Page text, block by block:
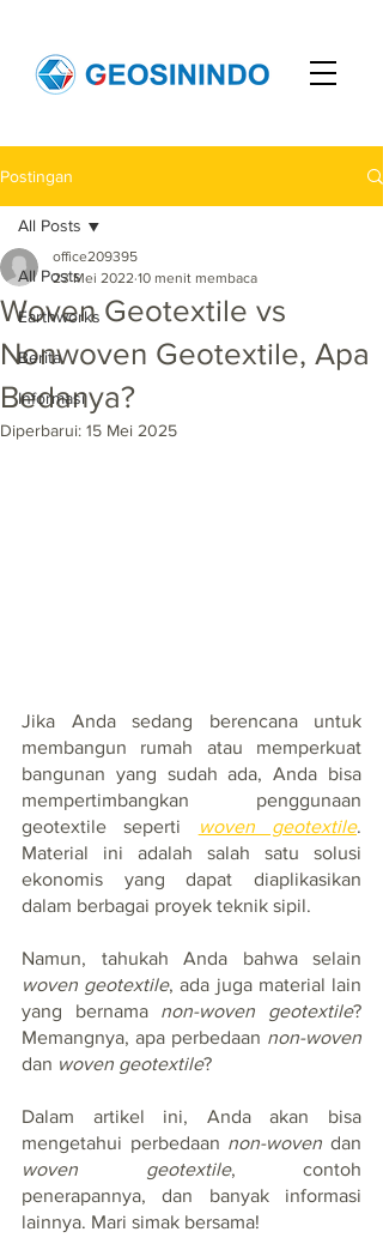
Postingan
All Posts
Earthworks
Berita
Informasi
All Posts
Woven Geotextile vs
Nonwoven Geotextile, Apa
Bedanya?
office209395
23 Mei 2022 10 menit membaca
Diperbarui: 15 Mei 2025
Jika Anda sedang berencana untuk
membangun rumah atau memperkuat
bangunan yang sudah ada, Anda bisa
mempertimbangkan penggunaan
geotextile seperti
woven geotextile.
Material ini adalah salah satu solusi
ekonomis yang dapat diaplikasikan
dalam berbagai proyek teknik sipil.
woven geotextile, ada juga material lain
yang bernama non-woven geotextile?
Memangnya, apa perbedaan non-woven
dan woven geotextile?
Dalam artikel ini, Anda akan bisa
mengetahui perbedaan non-woven
woven geotextile, contoh
penerapannya, dan banyak informasi
lainnya. Mari simak bersama!